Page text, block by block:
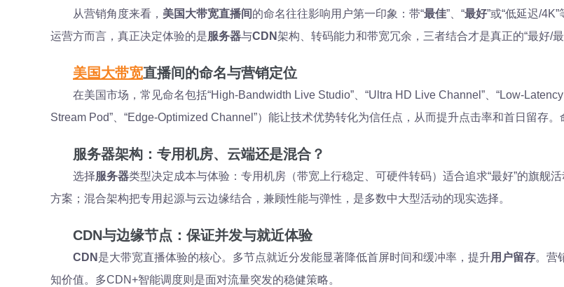
从营销角度来看， 美国大带宽直播间的命名往往影响用户第一印象：带“最佳”、“最好”或“低延迟/
运营方而言，真正决定体验的是 服务器与CDN架构、转码能力和带宽冗余，三者结合才是真正的“最好/
美国大带宽直播间的命名与营销定位
在美国市场，常见命名包括“High-Bandwidth Live Studio”、“Ultra HD Live Channel”、“Low-
Stream Pod”、“Edge-Optimized Channel”）能让技术优势转化为信任点，从而提升点击率和首日留存。
服务器架构：专用机房、云端还是混合？
选择 服务器类型决定成本与体验：专用机房（带宽上行稳定、可硬件转码）适合追求“最好”的旗舰
方案；混合架构把专用起源与云边缘结合，兼顾性能与弹性，是多数中大型活动的现实选择。
CDN与边缘节点：保证并发与就近体验
CDN 是大带宽直播体验的核心。多节点就近分发能显著降低首屏时间和缓冲率，提升用户留存。营
知价值。多CDN+智能调度则是面对流量突发的稳健策略。